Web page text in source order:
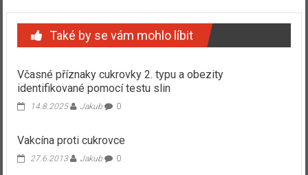
Také by se vám mohlo líbit
Včasné příznaky cukrovky 2. typu a obezity
identifikované pomocí testu slin
14.8.2025 Jakub 0
Vakcína proti cukrovce
27.6.2013 Jakub 0